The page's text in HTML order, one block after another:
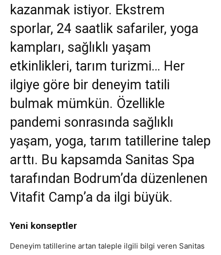
kazanmak istiyor. Ekstrem
sporlar, 24 saatlik safariler, yoga
kampları, sağlıklı yaşam
etkinlikleri, tarım turizmi… Her
ilgiye göre bir deneyim tatili
bulmak mümkün. Özellikle
pandemi sonrasında sağlıklı
yaşam, yoga, tarım tatillerine talep
arttı. Bu kapsamda Sanitas Spa
tarafından Bodrum’da düzenlenen
Vitafit Camp’a da ilgi büyük.
Yeni konseptler
Deneyim tatillerine artan taleple ilgili bilgi veren Sanitas